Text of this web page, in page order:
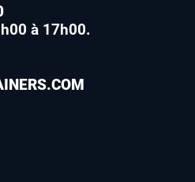
à 17h00.